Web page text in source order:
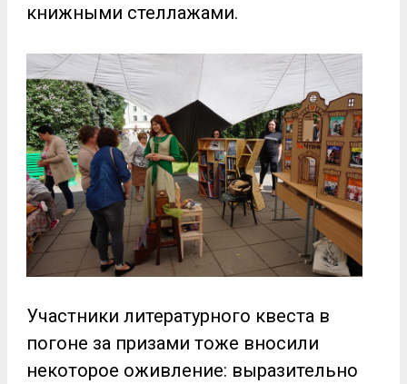
книжными стеллажами.
Участники литературного квеста в
погоне за призами тоже вносили
некоторое оживление: выразительно